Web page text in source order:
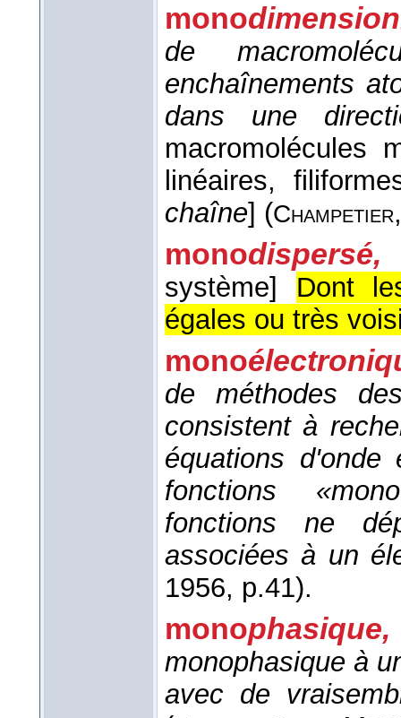
mono
de
enchaînements
dans une
macromolécules
linéaires,
chaîne] (Champetier
monodispersé,
système]
Dont
égales ou très
mono
de méthodes
consistent à
équations d'onde
fonctions
fonctions ne
associées à un
1956, p.41).
monophasique,
monophasique à
avec de